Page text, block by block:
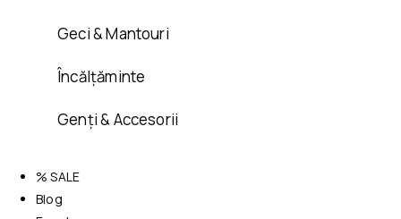
Geci & Mantouri
Încălțăminte
Genți & Accesorii
% SALE
Blog